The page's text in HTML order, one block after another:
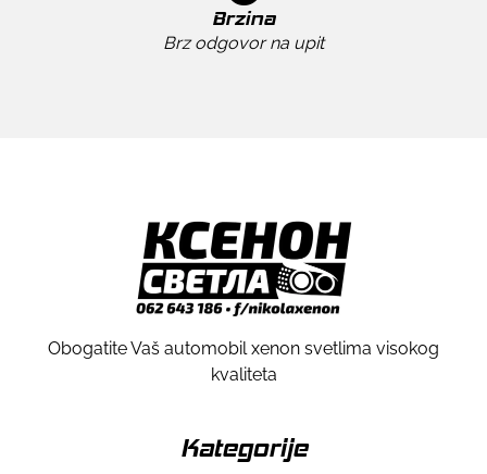
Brzina
Brz odgovor na upit
Obogatite Vaš automobil xenon svetlima visokog
kvaliteta
Kategorije